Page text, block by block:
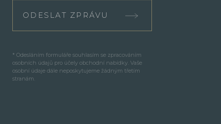
ODESLAT ZPRÁVU
* Odesláním formuláře souhlasím se zpracováním
osobních údajů pro účely obchodní nabídky. Vaše
osobní údaje dále neposkytujeme žádným třetím
stranám.